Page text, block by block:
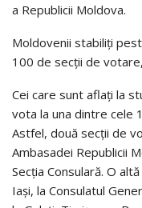
a Republicii Moldova.
Moldovenii stabiliți
100 de secții de
Cei care sunt aflați la
vota la una dintre cele
Astfel, două secții de
Ambasadei Republicii
Secția Consulară. O
Iași, la Consulatul